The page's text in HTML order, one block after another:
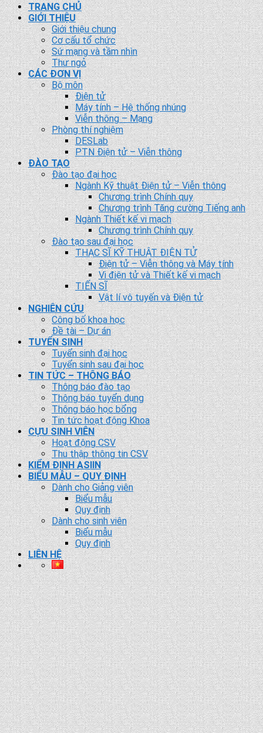
TRANG CHỦ
GIỚI THIỆU
Giới thiệu chung
Cơ cấu tổ chức
Sứ mạng và tầm nhìn
Thư ngỏ
CÁC ĐƠN VỊ
Bộ môn
Điện tử
Máy tính – Hệ thống nhúng
Viễn thông – Mạng
Phòng thí nghiệm
DESLab
PTN Điện tử – Viễn thông
ĐÀO TẠO
Đào tạo đại học
Ngành Kỹ thuật Điện tử – Viễn thông
Chương trình Chính quy
Chương trình Tăng cường Tiếng anh
Ngành Thiết kế vi mạch
Chương trình Chính quy
Đào tạo sau đại học
THẠC SĨ KỸ THUẬT ĐIỆN TỬ
Điện tử – Viễn thông và Máy tính
Vi điện tử và Thiết kế vi mạch
TIẾN SĨ
Vật lí vô tuyến và Điện tử
NGHIÊN CỨU
Công bố khoa học
Đề tài – Dự án
TUYỂN SINH
Tuyển sinh đại học
Tuyển sinh sau đại học
TIN TỨC – THÔNG BÁO
Thông báo đào tạo
Thông báo tuyển dụng
Thông báo học bổng
Tin tức hoạt động Khoa
CỰU SINH VIÊN
Hoạt động CSV
Thu thập thông tin CSV
KIỂM ĐỊNH ASIIN
BIỂU MẪU – QUY ĐỊNH
Dành cho Giảng viên
Biểu mẫu
Quy định
Dành cho sinh viên
Biểu mẫu
Quy định
LIÊN HỆ